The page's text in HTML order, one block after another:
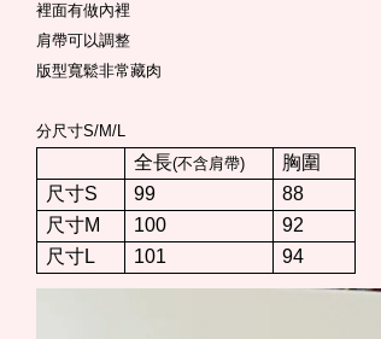
裡面有做內裡
肩帶可以調整
版型寬鬆非常藏肉
分尺寸S/M/L
全長(不含肩帶)
胸圍
尺寸S
99
88
尺寸M
100
92
尺寸L
101 94